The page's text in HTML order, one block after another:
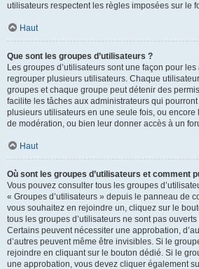
utilisateurs respectent les règles imposées sur le
Haut
Que sont les groupes d’utilisateurs ?
Les groupes d’utilisateurs sont une façon pour
regrouper plusieurs utilisateurs. Chaque
groupes et chaque groupe peut détenir des
facilite les tâches aux administrateurs qui
plusieurs utilisateurs en une seule fois, ou
de modération, ou bien leur donner accès à un
Haut
Où sont les groupes d’utilisateurs et comment
Vous pouvez consulter tous les groupes
« Groupes d’utilisateurs » depuis le panneau de
vous souhaitez en rejoindre un, cliquez sur le
tous les groupes d’utilisateurs ne sont pas
Certains peuvent nécessiter une approbation,
d’autres peuvent même être invisibles. Si le
rejoindre en cliquant sur le bouton dédié. Si le
une approbation, vous devez cliquer également